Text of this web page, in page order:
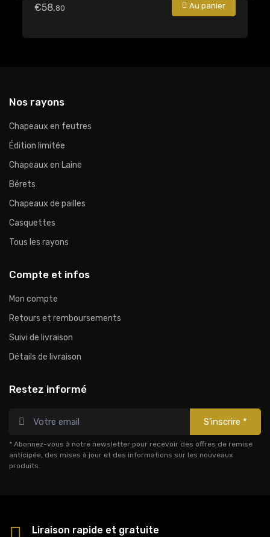
€58,80 Au panier
Nos rayons
Chapeaux en feutres
Édition limitée
Chapeaux en Laine
Bérets
Chapeaux de pailles
Casquettes
Tous les rayons
Compte et infos
Mon compte
Retours et remboursements
Suivi de livraison
Détails de livraison
Restez informé
S'inscrire *
* Abonnez-vous à notre newsletter pour recevoir des offres de remise
anticipée, des mises à jour et des informations sur les nouveaux
produits.
Liraison rapide et gratuite